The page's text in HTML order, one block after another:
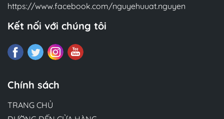
https://www.facebook.com/nguyehuuat.nguyen
Kết nối với chúng tôi
Chính sách
TRANG CHỦ